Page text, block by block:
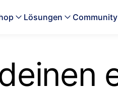
Lösungen Community